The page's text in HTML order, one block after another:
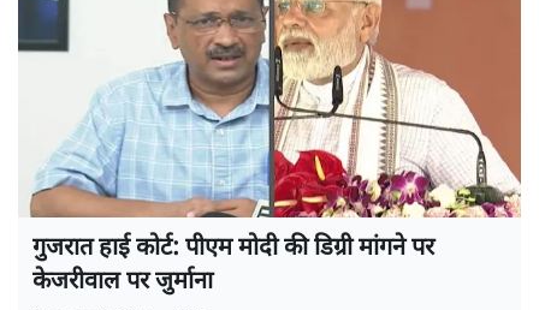
गुजरात हाई कोर्ट: पीएम मोदी की डिग्री मांगने पर
केजरीवाल पर जुर्माना